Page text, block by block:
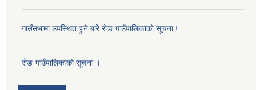
गाउँसभामा उपस्थित हुने बारे रोङ गाउँपालिकाको सूचना !
राेङ गाउँपालिकाको सूचना ।